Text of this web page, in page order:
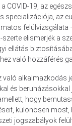
COVID-19, az
specializációja, az
felülvizsgálata
elismerjék a
ellátás
való hozzáférés
alkalmazkodás
és beruházásokkal
hogy
különösen most,
jogszabályok